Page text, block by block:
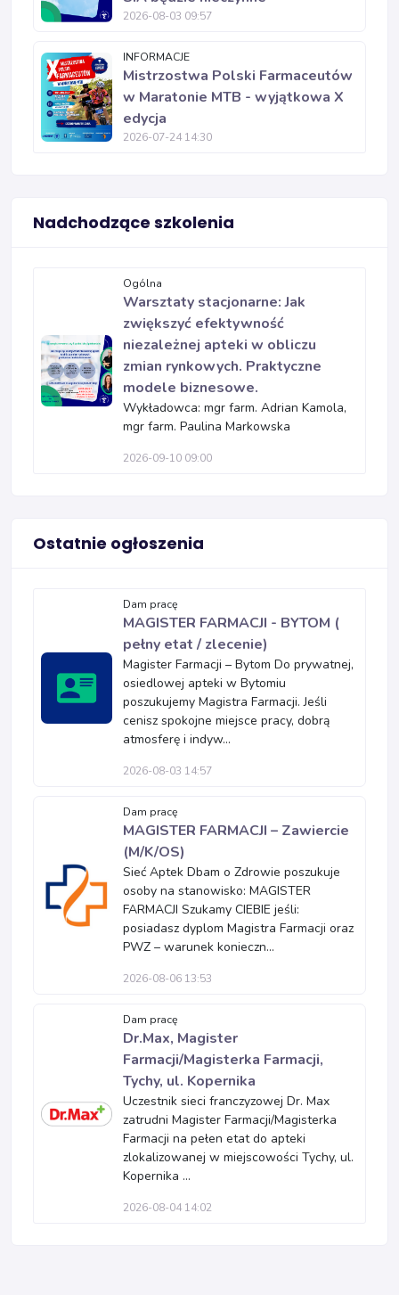
2026-08-03 09:57
INFORMACJE
Mistrzostwa Polski Farmaceutów
w Maratonie MTB - wyjątkowa X
edycja
2026-07-24 14:30
Nadchodzące szkolenia
Ogólna
Warsztaty stacjonarne: Jak
zwiększyć efektywność
niezależnej apteki w obliczu
zmian rynkowych. Praktyczne
modele biznesowe.
Wykładowca: mgr farm. Adrian Kamola,
mgr farm. Paulina Markowska
2026-09-10 09:00
Ostatnie ogłoszenia
Dam pracę
MAGISTER FARMACJI - BYTOM (
pełny etat / zlecenie)
Magister Farmacji – Bytom Do prywatnej,
osiedlowej apteki w Bytomiu
poszukujemy Magistra Farmacji. Jeśli
cenisz spokojne miejsce pracy, dobrą
atmosferę i indyw...
2026-08-03 14:57
Dam pracę
MAGISTER FARMACJI – Zawiercie
(M/K/OS)
Sieć Aptek Dbam o Zdrowie poszukuje
osoby na stanowisko: MAGISTER
FARMACJI Szukamy CIEBIE jeśli:
posiadasz dyplom Magistra Farmacji oraz
PWZ – warunek konieczn...
2026-08-06 13:53
Dam pracę
Dr.Max, Magister
Farmacji/Magisterka Farmacji,
Tychy, ul. Kopernika
Uczestnik sieci franczyzowej Dr. Max
zatrudni Magister Farmacji/Magisterka
Farmacji na pełen etat do apteki
zlokalizowanej w miejscowości Tychy, ul.
Kopernika ...
2026-08-04 14:02